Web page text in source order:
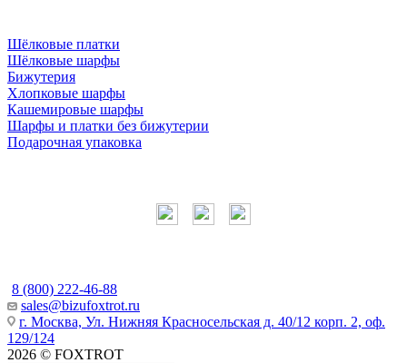
Шёлковые платки
Шёлковые шарфы
Бижутерия
Хлопковые шарфы
Кашемировые шарфы
Шарфы и платки без бижутерии
Подарочная упаковка
8 (800) 222-46-88
sales@bizufoxtrot.ru
г. Москва, Ул. Нижняя Красносельская д. 40/12 корп. 2, оф.
129/124
2026 © FOXTROT